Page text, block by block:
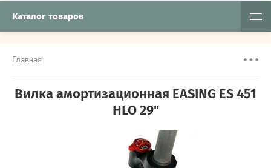
Каталог товаров
Главная
Вилка амортизационная EASING ES 451
HLO 29"